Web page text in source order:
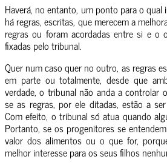
Haverá, no entanto, um ponto para o
há regras, escritas, que merecem a
regras ou foram acordadas entre si e o
fixadas pelo tribunal.
Quer num caso quer no outro, as regras
em parte ou totalmente, desde que
verdade, o tribunal não anda a controlar
se as regras, por ele ditadas, estão a
Com efeito, o tribunal só atua quando
Portanto, se os progenitores se
valor dos alimentos ou o que for,
melhor interesse para os seus filhos